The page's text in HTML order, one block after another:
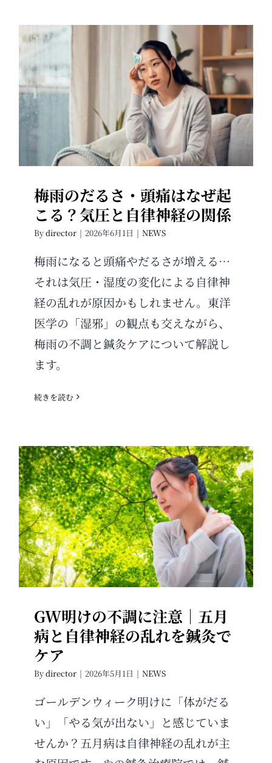
梅雨のだるさ・頭痛はなぜ起こ
る？気圧と自律神経の関係
梅雨のだるさ・頭痛はなぜ起
こる？気圧と自律神経の関係
Bydirector | 2026年6月1日 | NEWS
梅雨になると頭痛やだるさが増える…
それは気圧・湿度の変化による自律神
経の乱れが原因かもしれません。東洋
医学の「湿邪」の観点も交えながら、
梅雨の不調と鍼灸ケアについて解説し
ます。
続きを読む
GW明けの不調に注意｜五月病と
自律神経の乱れを鍼灸でケア
GW明けの不調に注意｜五月
病と自律神経の乱れを鍼灸で
ケア
Bydirector | 2026年5月1日 | NEWS
ゴールデンウィーク明けに「体がだる
い」「やる気が出ない」と感じていま
せんか？五月病は自律神経の乱れが主